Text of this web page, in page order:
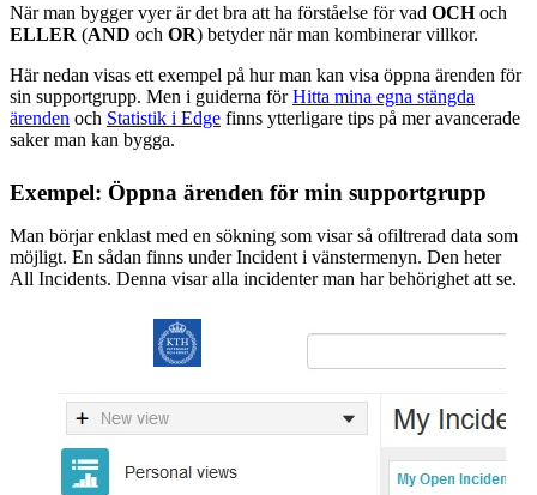
När man bygger vyer är det bra att ha förståelse för vad OCHoch
ELLER (AND och OR) betyder när man kombinerar villkor.
Här nedan visas ett exempel på hur man kan visa öppna ärenden för
sin supportgrupp. Men i guiderna förHitta mina egna stängda
ärenden och Statistik i Edge finns ytterligare tips på mer avancerade
saker man kan bygga.
Exempel: Öppna ärenden för min supportgrupp
Man börjar enklast med en sökning som visar så ofiltrerad data som
möjligt. En sådan finns under Incident i vänstermenyn. Den heter
All Incidents. Denna visar alla incidenter man har behörighet att se.